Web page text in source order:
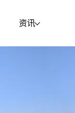
资讯